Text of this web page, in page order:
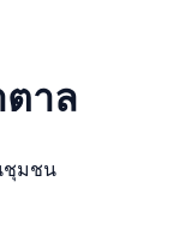
าล
ชุมชน